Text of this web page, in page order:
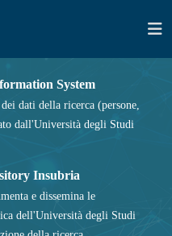
System
dati della ricerca (persone,
dall'Università degli Studi
Insubria
e dissemina le
dell'Università degli Studi